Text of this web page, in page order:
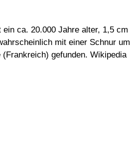
ca. 20.000 Jahre alter, 1,5 cm
mit einer Schnur um
(Frankreich) gefunden. Wikipedia